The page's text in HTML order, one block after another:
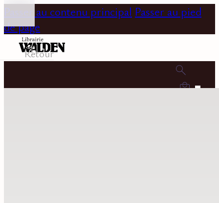
Passer au contenu principal Passer au pied
de page
0
Retour